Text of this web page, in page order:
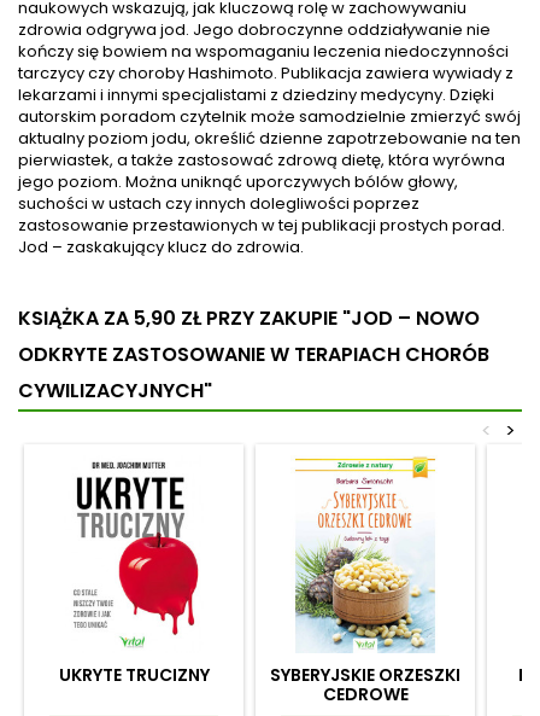
hormony i jakie jest ich
działanie. Dowiesz się, jak
twój organizm reaguje na
stres krótkotrwały i
długotrwały oraz poznasz
naturopatyczne metody...
radości i pobudzenia
łaknienia. Wzbudza chęć do
życia, podnosi poczucie
własnej wartości oraz
zwiększa motywację do...
naukowych wskazują, jak kluczową rolę w zachowywaniu
zdrowia odgrywa jod. Jego dobroczynne oddziaływanie nie
kończy się bowiem na wspomaganiu leczenia niedoczynności
tarczycy czy choroby Hashimoto. Publikacja zawiera wywiady z
lekarzami i innymi specjalistami z dziedziny medycyny. Dzięki
autorskim poradom czytelnik może samodzielnie zmierzyć swój
aktualny poziom jodu, określić dzienne zapotrzebowanie na ten
pierwiastek, a także zastosować zdrową dietę, która wyrówna
jego poziom. Można uniknąć uporczywych bólów głowy,
suchości w ustach czy innych dolegliwości poprzez
zastosowanie przestawionych w tej publikacji prostych porad.
Jod – zaskakujący klucz do zdrowia.
KSIĄŻKA ZA 5,90 ZŁPRZY ZAKUPIE "JOD – NOWO
ODKRYTE ZASTOSOWANIE W TERAPIACH CHORÓB
CYWILIZACYJNYCH"
>
<
UKRYTE TRUCIZNY
SYBERYJSKIE ORZESZKI
CEDROWE